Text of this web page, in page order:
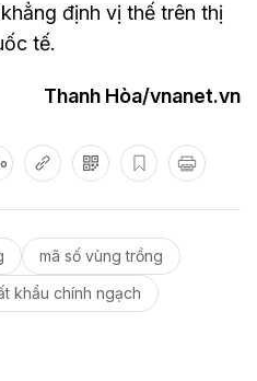
định vị thế trên thị
tế.
Thanh Hòa/vnanet.vn
mã số vùng trồng
khẩu chính ngạch